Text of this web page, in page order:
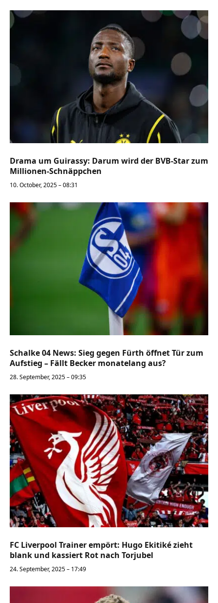
Drama um Guirassy: Darum wird der BVB-Star zum
Millionen-Schnäppchen
10. October, 2025 – 08:31
Schalke 04 News: Sieg gegen Fürth öffnet Tür zum
Aufstieg – Fällt Becker monatelang aus?
28. September, 2025 – 09:35
FC Liverpool Trainer empört: Hugo Ekitiké zieht
blank und kassiert Rot nach Torjubel
24. September, 2025 – 17:49